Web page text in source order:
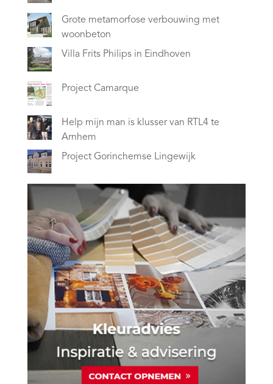
Grote metamorfose verbouwing met
woonbeton
Villa Frits Philips in Eindhoven
Project Camarque
Help mijn man is klusser van RTL4 te
Arnhem
Project Gorinchemse Lingewijk